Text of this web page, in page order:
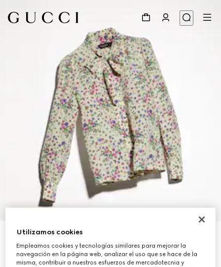
Camisa de seda estampada con lazo
€ 1.500
Variacionesmulticolor
Utilizamos cookies
Empleamos cookies y tecnologías similares para mejorar la
navegación en la página web, analizar el uso que se hace de la
misma, contribuir a nuestros esfuerzos de mercadotecnia y